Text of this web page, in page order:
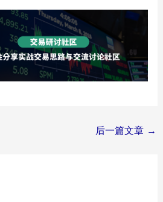
后一篇文章 →